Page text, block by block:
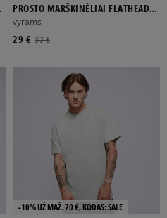
PROSTO MARŠKINĖLIAI FLATHEAD
WASHED LAVENDER
vyrams
37 €
29 €
-10% UŽ MAŽ. 70 €, KODAS: SALE